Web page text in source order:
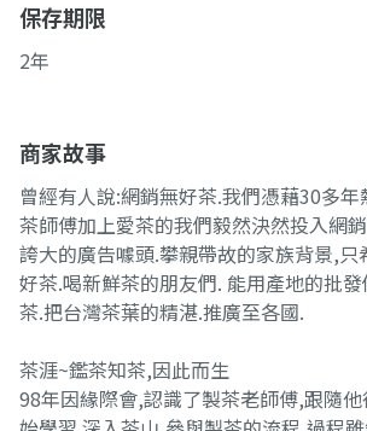
保存期限
2年
商家故事
曾經有人說:網銷無好茶.我們憑藉30多
茶師傅加上愛茶的我們毅然決然投入網
誇大的廣告噱頭.攀親帶故的家族背景,只
好茶.喝新鮮茶的朋友們. 能用產地的批
茶.把台灣茶葉的精湛.推廣至各國.
茶涯~鑑茶知茶,因此而生
98年因緣際會,認識了製茶老師傅,跟隨